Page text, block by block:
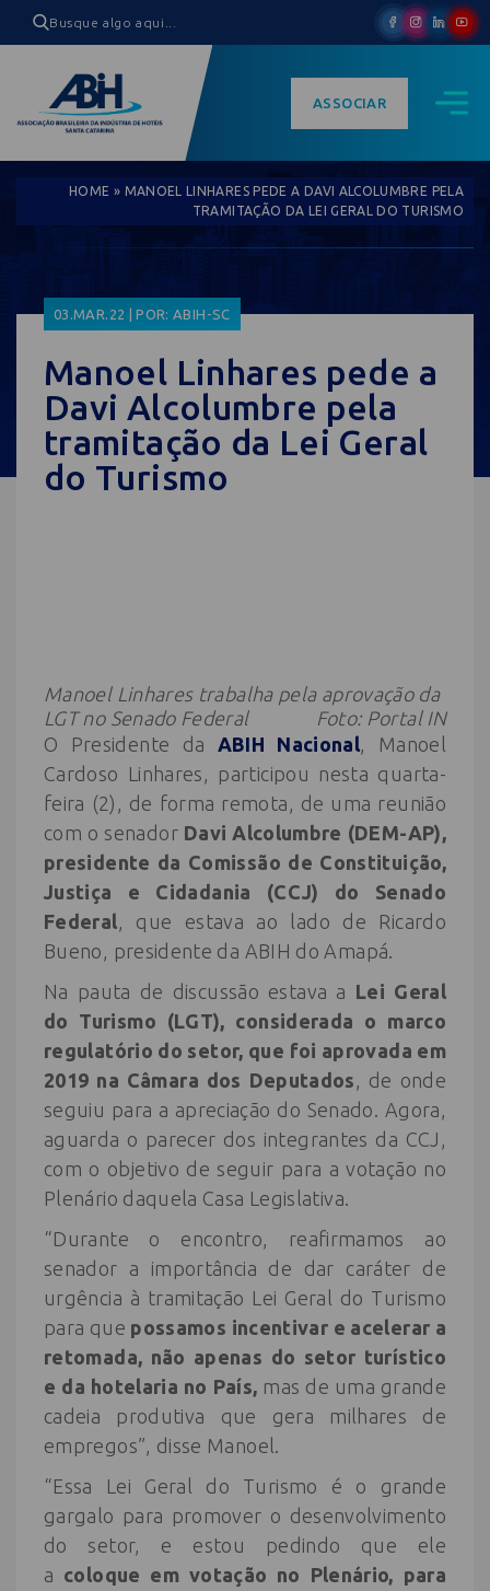
ASSOCIAR
HOME » MANOEL LINHARES PEDE A DAVI ALCOLUMBRE PELA
TRAMITAÇÃO DA LEI GERAL DO TURISMO
03.MAR.22 | POR: ABIH-SC
Manoel Linhares pede a
Davi Alcolumbre pela
tramitação da Lei Geral
do Turismo
Manoel Linhares trabalha pela aprovação da
LGT no Senado Federal Foto: Portal IN
O Presidente da ABIH Nacional , Manoel
Cardoso Linhares, participou nesta quarta-
feira (2), de forma remota, de uma reunião
com o senador Davi Alcolumbre (DEM-AP),
presidente da Comissão de Constituição,
Justiça e Cidadania (CCJ) do Senado
Federal , que estava ao lado de Ricardo
Bueno, presidente da ABIH do Amapá.
Na pauta de discussão estava a Lei Geral
do Turismo (LGT), considerada o marco
regulatório do setor, que foi aprovada em
2019 na Câmara dos Deputados , de onde
seguiu para a apreciação do Senado. Agora,
aguarda o parecer dos integrantes da CCJ,
com o objetivo de seguir para a votação no
Plenário daquela Casa Legislativa.
“Durante o encontro, reafirmamos ao
senador a importância de dar caráter de
urgência à tramitação Lei Geral do Turismo
para que possamos incentivar e acelerar a
retomada, não apenas do setor turístico
e da hotelaria no País, mas de uma grande
cadeia produtiva que gera milhares de
empregos”, disse Manoel.
“Essa Lei Geral do Turismo é o grande
gargalo para promover o desenvolvimento
do setor, e estou pedindo que ele
a coloque em votação no Plenário, para